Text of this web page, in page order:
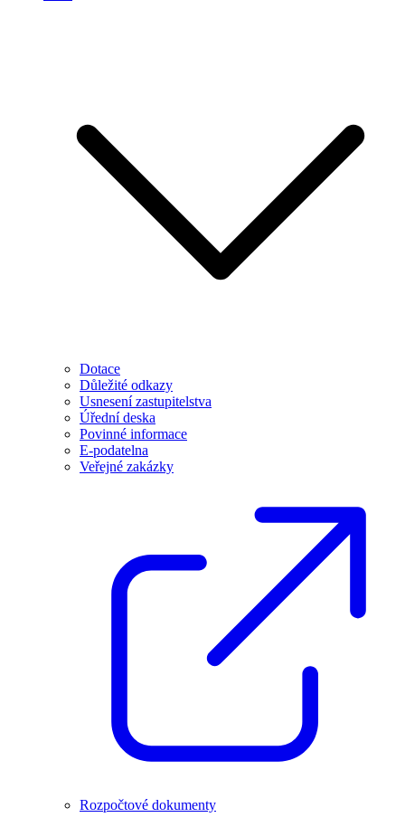
Dotace
Důležité odkazy
Usnesení zastupitelstva
Úřední deska
Povinné informace
E-podatelna
Veřejné zakázky
Rozpočtové dokumenty